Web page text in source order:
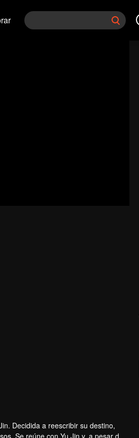
Decidida a reescribir su destino,
Se reúne con Yu Jin y, a pesar de